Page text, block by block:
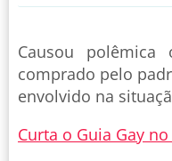
Causou
comprado pelo
envolvido na
Curta o Guia Gay